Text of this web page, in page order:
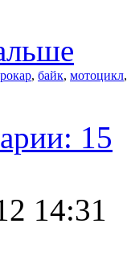
, байк, мотоцикл,
15
14:31